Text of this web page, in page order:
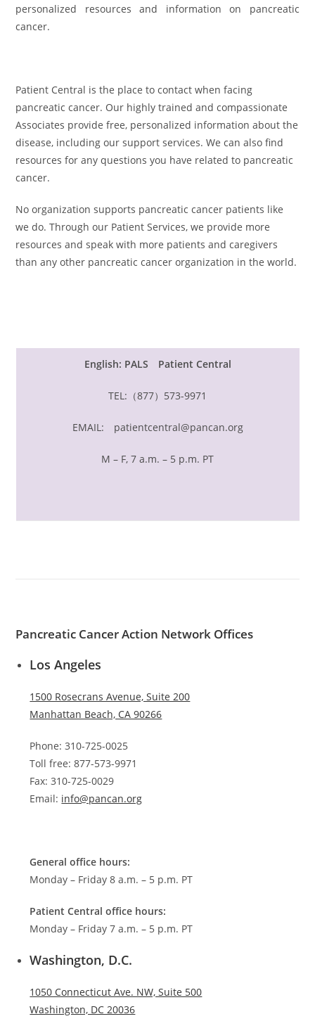
personalized resources and information on pancreatic
cancer.
Patient Central is the place to contact when facing
pancreatic cancer. Our highly trained and compassionate
Associates provide free, personalized information about the
disease, including our support services. We can also find
resources for any questions you have related to pancreatic
cancer.
No organization supports pancreatic cancer patients like
we do. Through our Patient Services, we provide more
resources and speak with more patients and caregivers
than any other pancreatic cancer organization in the world.
English: PALS Patient Central
TEL:（877）573-9971
EMAIL: patientcentral@pancan.org
M – F, 7 a.m. – 5 p.m. PT
Pancreatic Cancer Action Network Offices
Los Angeles
1500 Rosecrans Avenue, Suite 200
Manhattan Beach, CA 90266
Phone: 310-725-0025
Toll free: 877-573-9971
Fax: 310-725-0029
Email: info@pancan.org
General office hours:
Monday – Friday 8 a.m. – 5 p.m. PT
Patient Central office hours:
Monday – Friday 7 a.m. – 5 p.m. PT
Washington, D.C.
1050 Connecticut Ave. NW, Suite 500
Washington, DC 20036